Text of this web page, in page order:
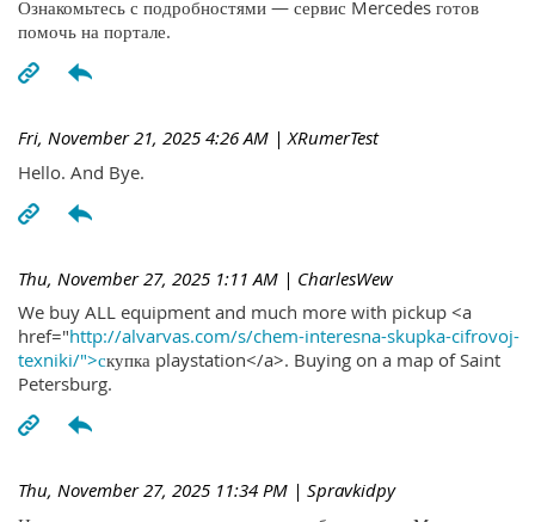
Ознакомьтесь с подробностями — сервис Mercedes готов
помочь на портале.
Fri, November 21, 2025 4:26 AM | XRumerTest
Hello. And Bye.
Thu, November 27, 2025 1:11 AM | CharlesWew
We buy ALL equipment and much more with pickup <a
href="http://alvarvas.com/s/chem-interesna-skupka-cifrovoj-
texniki/">скупка playstation</a>. Buying on a map of Saint
Petersburg.
Thu, November 27, 2025 11:34 PM | Spravkidpy